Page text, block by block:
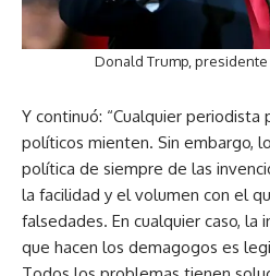
Donald Trump,
Y continuó: “Cualquier
políticos mienten. Sin embargo,
política de siempre de las
la facilidad y el volumen con el
falsedades. En cualquier caso,
que hacen los demagogos es